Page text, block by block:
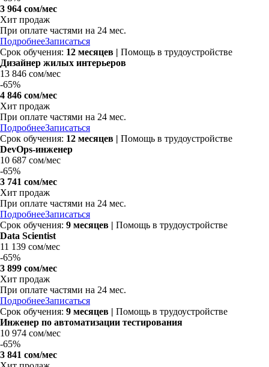
3 964 сом/мес
Хит продаж
При оплате частями на 24 мес.
ПодробнееЗаписаться
Срок обучения: 12 месяцев | Помощь в трудоустройстве
Дизайнер жилых интерьеров
13 846 сом/мес
-65%
4 846 сом/мес
Хит продаж
При оплате частями на 24 мес.
ПодробнееЗаписаться
Срок обучения: 12 месяцев | Помощь в трудоустройстве
DevOps-инженер
10 687 сом/мес
-65%
3 741 сом/мес
Хит продаж
При оплате частями на 24 мес.
ПодробнееЗаписаться
Срок обучения: 9 месяцев | Помощь в трудоустройстве
Data Scientist
11 139 сом/мес
-65%
3 899 сом/мес
Хит продаж
При оплате частями на 24 мес.
ПодробнееЗаписаться
Срок обучения: 9 месяцев | Помощь в трудоустройстве
Инженер по автоматизации тестирования
10 974 сом/мес
-65%
3 841 сом/мес